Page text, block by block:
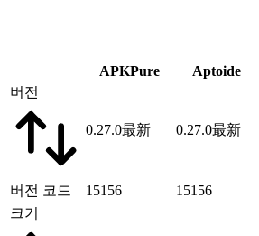
APKPure Aptoide
버전
0.27.0最新 0.27.0最新
버전 코드 15156 15156
크기